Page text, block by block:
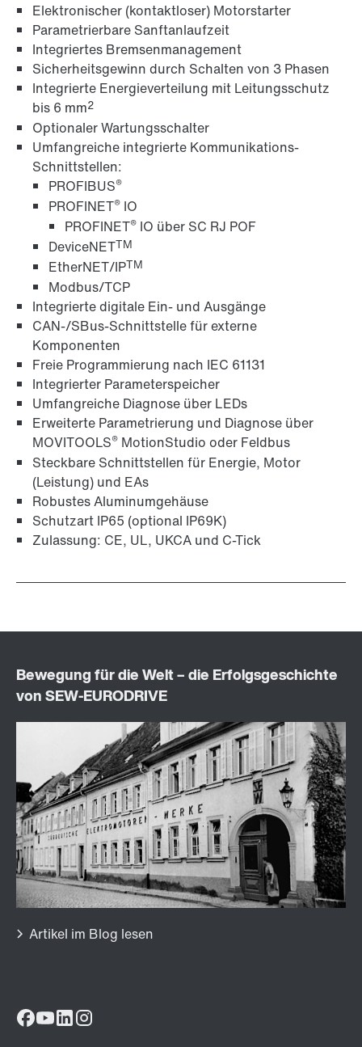
Engineering-Software MOVITOOLS®
Schnittstellenumsetzer für Umrichter
Elektronischer (kontaktloser) Motorstarter
Parametrierbare Sanftanlaufzeit
Integriertes Bremsenmanagement
Sicherheitsgewinn durch Schalten von 3 Phasen
Integrierte Energieverteilung mit Leitungsschutz
bis 6 mm2
Optionaler Wartungsschalter
Umfangreiche integrierte Kommunikations-
Schnittstellen:
PROFIBUS®
PROFINET® IO
PROFINET® IO über SC RJ POF
DeviceNETTM
EtherNET/IPTM
Modbus/TCP
Integrierte digitale Ein- und Ausgänge
CAN-/SBus-Schnittstelle für externe
Komponenten
Freie Programmierung nach IEC 61131
Integrierter Parameterspeicher
Umfangreiche Diagnose über LEDs
Erweiterte Parametrierung und Diagnose über
MOVITOOLS® MotionStudio oder Feldbus
Steckbare Schnittstellen für Energie, Motor
(Leistung) und EAs
Robustes Aluminumgehäuse
Schutzart IP65 (optional IP69K)
Zulassung: CE, UL, UKCA und C-Tick